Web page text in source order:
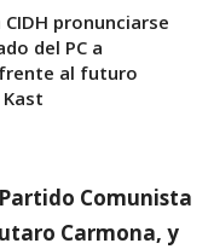
CIDH pronunciarse
del PC a
al futuro
Comunista
Carmona, y